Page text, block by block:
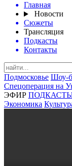
Главная
Новости
Сюжеты
Трансляция
Подкасты
Контакты
Подмосковье Шоу-
Спецоперация на
ЭФИР
Экономика